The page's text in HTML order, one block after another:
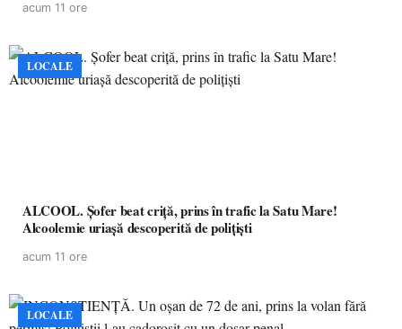
acum 11 ore
LOCALE
ALCOOL. Șofer beat criță, prins în trafic la Satu Mare!
Alcoolemie uriașă descoperită de polițiști
acum 11 ore
LOCALE